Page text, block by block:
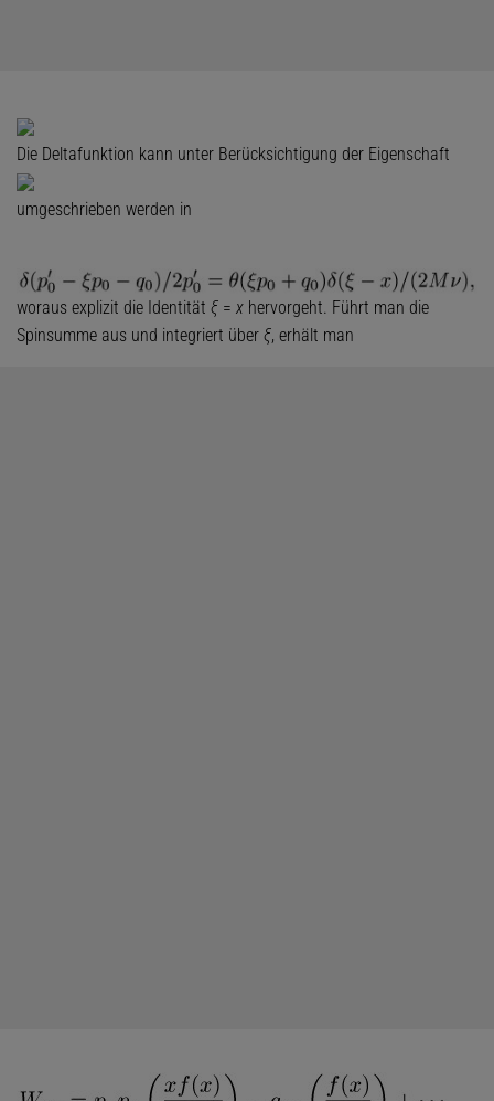
Die Deltafunktion kann unter Berücksichtigung der Eigenschaft
umgeschrieben werden in
woraus explizit die Identität ξ = x hervorgeht. Führt man die
Spinsumme aus und integriert über ξ, erhält man